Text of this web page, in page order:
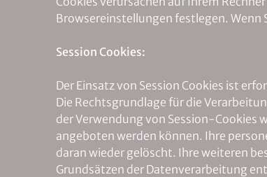
Browsereinstellungen festlegen. Wenn
Session Cookies:
Der Einsatz von Session Cookies ist
Die Rechtsgrundlage für die
der Verwendung von Session-Cookies
angeboten werden können. Ihre
daran wieder gelöscht. Ihre weiteren
Grundsätzen der Datenverarbeitung